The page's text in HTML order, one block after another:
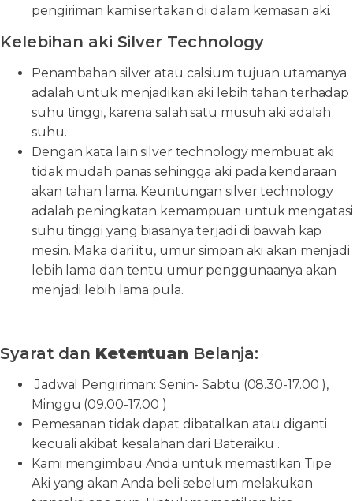
pengiriman kami sertakan di dalam kemasan aki.
Kelebihan aki Silver Technology
Penambahan silver atau calsium tujuan utamanya
adalah untuk menjadikan aki lebih tahan terhadap
suhu tinggi, karena salah satu musuh aki adalah
suhu.
Dengan kata lain silver technology membuat aki
tidak mudah panas sehingga aki pada kendaraan
akan tahan lama. Keuntungan silver technology
adalah peningkatan kemampuan untuk mengatasi
suhu tinggi yang biasanya terjadi di bawah kap
mesin. Maka dari itu, umur simpan aki akan menjadi
lebih lama dan tentu umur penggunaanya akan
menjadi lebih lama pula.
Syarat dan Ketentuan Belanja:
Jadwal Pengiriman: Senin- Sabtu (08.30-17.00 ),
Minggu (09.00-17.00 )
Pemesanan tidak dapat dibatalkan atau diganti
kecuali akibat kesalahan dari Bateraiku .
Kami mengimbau Anda untuk memastikan Tipe
Aki yang akan Anda beli sebelum melakukan